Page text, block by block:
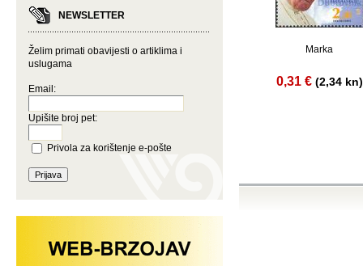
NEWSLETTER
Želim primati obavijesti o artiklima i
uslugama
Email:
Upišite broj pet:
Privola za korištenje e-pošte
Marka
0,31 € (2,34 kn)